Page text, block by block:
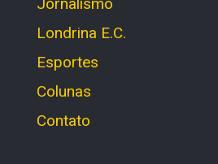
Londrina E.C.
Esportes
Colunas
Contato